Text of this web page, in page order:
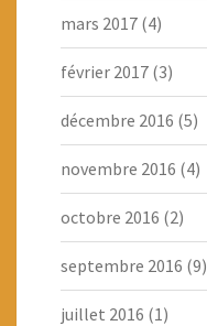
mars 2017 (4)
février 2017 (3)
décembre 2016 (5)
novembre 2016 (4)
octobre 2016 (2)
septembre 2016 (9)
juillet 2016 (1)